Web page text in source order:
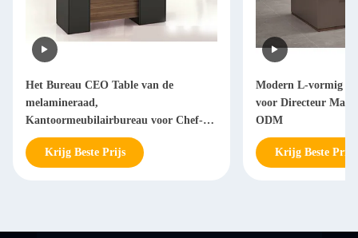
Het Bureau CEO Table van de
melamineraad,
Kantoormeubilairbureau voor Chef-
Manager
Krijg Beste Prijs
Modern L-vormig
voor Directeur
ODM
Krijg Beste Prijs